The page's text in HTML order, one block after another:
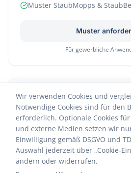
Muster StaubMopps &
Muster
Für gewerbliche
Wir verwenden Cookies und
Notwendige Cookies sind für den
erforderlich. Optionale Cookies
und externe Medien setzen wir
Einwilligung gemäß DSGVO und
Auswahl jederzeit über „Cookie-
ändern oder widerrufen.